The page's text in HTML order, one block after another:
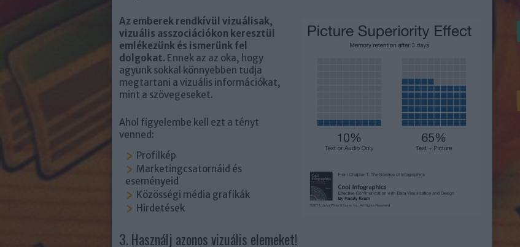
Az emberek rendkívül vizuálisak,
vizuális asszociációkon keresztül
emlékezünk és ismerünk fel
dolgokat. Ennek az az oka, hogy
agyunk sokkal könnyebben tudja
megtartani a vizuális információkat,
mint a szövegeseket.
Ahol figyelembe kell ezt a tényt
venned:
Profilkép
Marketingcsatornáid és
eseményeid
Közösségi média grafikák
Hirdetések
3. Használj azonos vizuális elemeket!